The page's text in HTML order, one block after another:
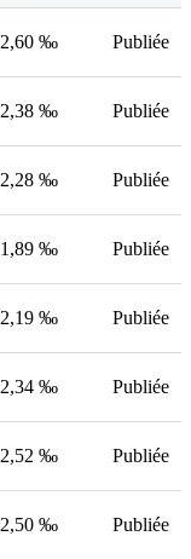
2,60 ‰ Publiée
2,38 ‰ Publiée
2,28 ‰ Publiée
1,89 ‰ Publiée
2,19 ‰ Publiée
2,34 ‰ Publiée
2,52 ‰ Publiée
2,50 ‰ Publiée